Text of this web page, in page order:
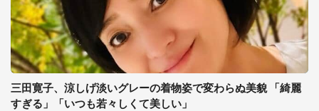
三田寛子、涼しげ淡いグレーの着物姿で変わらぬ美貌 「綺麗
すぎる」「いつも若々しくて美しい」